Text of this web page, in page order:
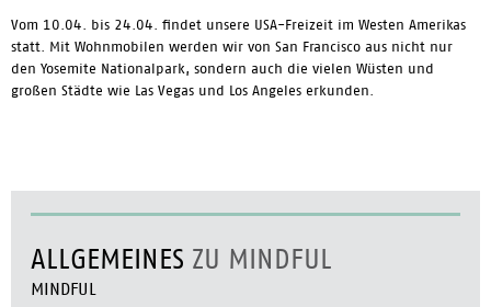
Vom 10.04. bis 24.04. findet unsere USA-Freizeit im Westen Amerikas
statt. Mit Wohnmobilen werden wir von San Francisco aus nicht nur
den Yosemite Nationalpark, sondern auch die vielen Wüsten und
großen Städte wie Las Vegas und Los Angeles erkunden.
ALLGEMEINES ZU MINDFUL
MINDFUL